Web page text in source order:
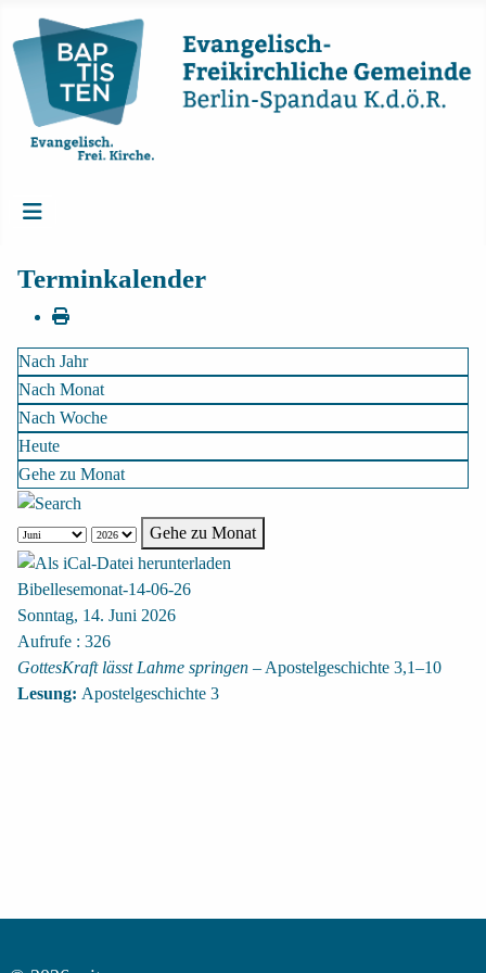
Terminkalender
Nach Jahr
Nach Monat
Nach Woche
Heute
Gehe zu Monat
Gehe zu Monat
Bibellesemonat-14-06-26
Sonntag, 14. Juni 2026
Aufrufe : 326
GottesKraft lässt Lahme springen – Apostelgeschichte 3,1–10
Lesung: Apostelgeschichte 3